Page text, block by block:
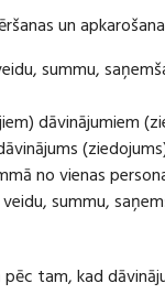
un
summu,
dāvinājumiem
no vienas
summu,
tam, kad